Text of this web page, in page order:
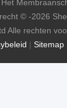
| Sitemap
© -2026
Alle rechten